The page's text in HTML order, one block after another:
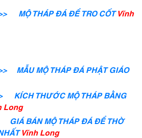
MỘ THÁP ĐÁ ĐỂ TRO CỐTVĩnh
MẪU MỘ THÁP ĐÁ PHẬTGIÁO
KÍCH THƯỚC MỘ THÁP BẰNG
Long
GIÁ BÁN MỘ THÁP ĐÁ ĐỂ THỜ
Vĩnh Long